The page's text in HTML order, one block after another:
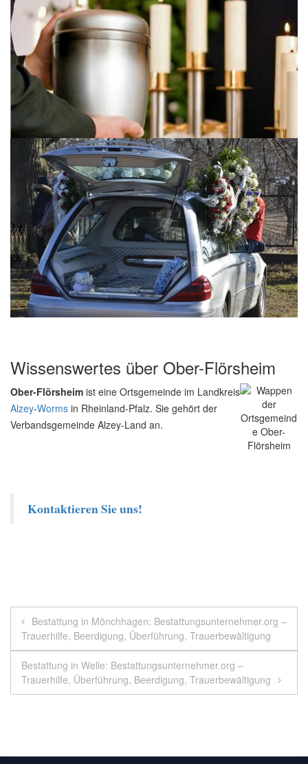
Wissenswertes über Ober-Flörsheim
Ober-Flörsheim ist eine Ortsgemeinde im Landkreis
Alzey-Worms in Rheinland-Pfalz. Sie gehört der
Verbandsgemeinde Alzey-Land an.
Kontaktieren Sie uns!
Beitragsnavigation
Bestattung in Mönchhagen: Bestattungsunternehmer.org –
Trauerhilfe, Beerdigung, Überführung, Trauerbewältigung
Bestattung in Welle: Bestattungsunternehmer.org –
Trauerhilfe, Überführung, Beerdigung, Trauerbewältigung